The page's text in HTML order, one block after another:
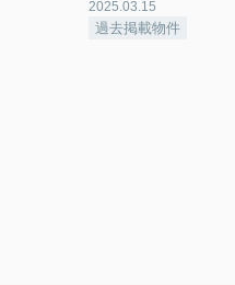
2025.03.15
過去掲載物件